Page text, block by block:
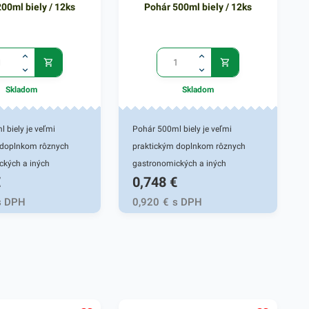
biely / 12ks
Skladom
biely je veľmi
rôznych
a iných
prevádzok. Vhodný
či fast foody.
na čapovanie
DPH
Pohár 500ml biely / 12ks
Skladom
Pohár 500ml biely je veľmi
praktickým doplnkom rôznych
gastronomických a iných
potravinových prevádzok. Vhodný
pre fresh obchody či fast foody.
Pohár je určený na podávanie a
0,748 €
0,920 € s DPH